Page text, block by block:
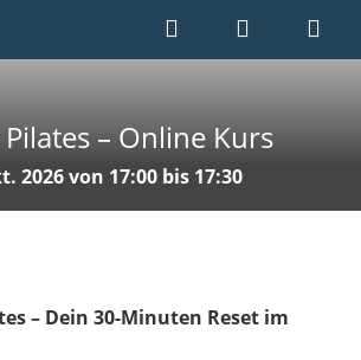
– Online Kurs
2026 von 17:00 bis 17:30
– Dein 30-Minuten Reset im